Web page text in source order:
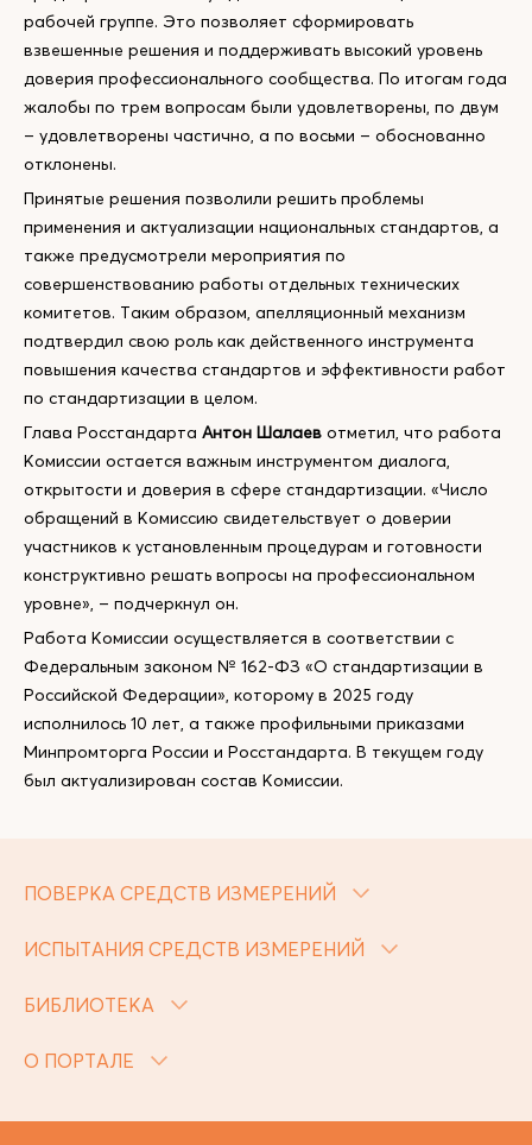
рабочей группе. Это позволяет сформировать
взвешенные решения и поддерживать высокий уровень
доверия профессионального сообщества. По итогам года
жалобы по трем вопросам были удовлетворены, по двум
– удовлетворены частично, а по восьми – обоснованно
отклонены.
Принятые решения позволили решить проблемы
применения и актуализации национальных стандартов, а
также предусмотрели мероприятия по
совершенствованию работы отдельных технических
комитетов. Таким образом, апелляционный механизм
подтвердил свою роль как действенного инструмента
повышения качества стандартов и эффективности работ
по стандартизации в целом.
Глава Росстандарта Антон Шалаев отметил, что работа
Комиссии остается важным инструментом диалога,
открытости и доверия в сфере стандартизации. «Число
обращений в Комиссию свидетельствует о доверии
участников к установленным процедурам и готовности
конструктивно решать вопросы на профессиональном
уровне», – подчеркнул он.
Работа Комиссии осуществляется в соответствии с
Федеральным законом № 162-ФЗ «О стандартизации в
Российской Федерации», которому в 2025 году
исполнилось 10 лет, а также профильными приказами
Минпромторга России и Росстандарта. В текущем году
был актуализирован состав Комиссии.
ПОВЕРКА СРЕДСТВ ИЗМЕРЕНИЙ
ИСПЫТАНИЯ СРЕДСТВ ИЗМЕРЕНИЙ
БИБЛИОТЕКА
О ПОРТАЛЕ